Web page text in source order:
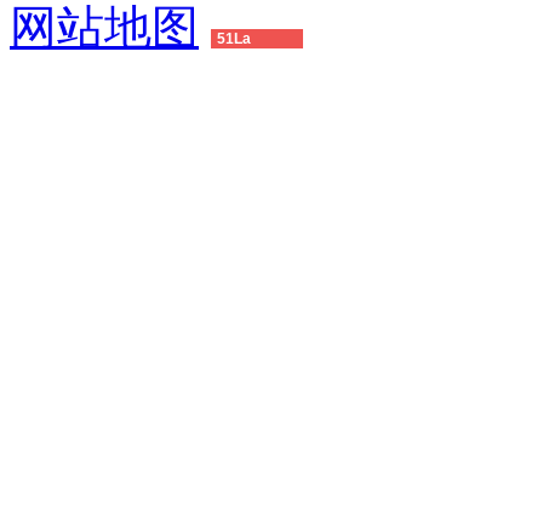
网站地图
51La